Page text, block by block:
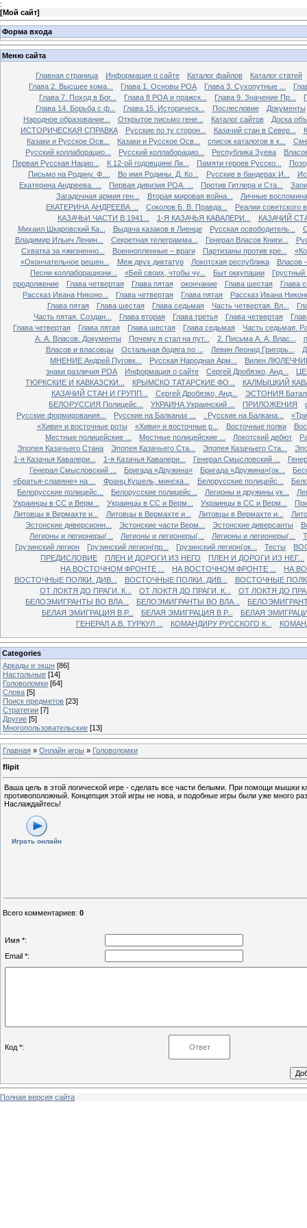
:
[Мой сайт]
Форма входа
Меню сайта
Главная страница Информация о сайте Каталог файлов
Каталог статей
Глава 2. Высшее кома...
Глава 1. Основы РОА Глава 3. Сухопутные ...
Глава 7. Поход в Бог...
Глава 8 РОА и пражск... Глава 9. Значение Пр...
Глава 14. Борьба с ф...
Глава 15. Историческ... Послесловие
Документы
Народное образование...
Открытое письмо гене... Каталог сайтов
Доска
ИСТОРИЧЕСКАЯ СПРАВКА
Русские по ту сторон... Казачий стан в Север...
Казаки и Русское Осв...
Казаки и Русское Осв... список каталогов в к...
Русский коллаборацио...
Русский коллаборацио... Республика Зуева
Первая Русская Нацио...
К 12-ой годовщине Ли... Памяти героев Русско...
Письмо на Родину. Ф....
Во имя Родины. Д. Ко... Русские в бандерах И...
Екатерина Андреева. ...
Первая дивизия РОА. ... Против Гитлера и Ста...
Загадочная армия ген...
Вторая мировая война...
Личные
ЕКАТЕРИНА АНДРЕЕВА ...
Соколов Б. В. Правда...
Реалии советского
КАЗАЧЬИ ЧАСТИ В 1941...
1-Я КАЗАЧЬЯ КАВАЛЕРИ...
КАЗАЧИЙ
Михаил Шкаровский Ка...
Выдача казаков в Лиенце Русская освободитель...
Владимир Ильич Ленин...
Секретная телеграмма... Генерал Власов Книги...
Схватка за «жизненно...
Военнопленные – враги Партизаны против кре...
«Окончательное решен...
Меж двух диктатур Локотская республика
Власов
Песни коллаборациони...
«Бей своих, чтобы чу... Быт оккупации
Грустный
продолжение
Глава четвертая Глава пятая окончание Глава шестая
Глава
Рассказ Ивана Никоно...
Глава четвертая Глава пятая
Рассказ Ивана
Глава пятая
Глава шестая Глава седьмая Часть четвертая. Вл...
Часть пятая. Создан...
Глава вторая Глава третья Глава четвертая
Глава четвертая
Глава пятая Глава шестая Глава седьмая
Часть седьмая.
А. А. Власов. Документы
Почему я стал на пут... 2. Письма А. А. Влас...
Власов и власовцы
Остальная бодяга по ... Левин Леонид Григорь...
МНЕНИЕ Андрей Пуговк...
Русская Народная Арм...
Вилен
знаки различия РОА
Информация о сайте Сергей Дробязко, Анд...
ТЮРКСКИЕ И КАВКАЗСКИ...
КРЫМСКО ТАТАРСКИЕ ФО...
КАЛМЫЦКИЙ
КАЗАЧИЙ СТАН И ГРУПП...
Сергей Дробязко, Анд...
ЭСТОНИЯ
БЕЛОРУССИЯ Полицейс...
УКРАИНА Украинский ... ПРИЛОЖЕНИЯ
Русские формирования...
Русские на Балканах ... . Русские на Балкана...
«Хиви» и восточные роты
«Хиви» и восточные р... Восточные полки
Местные полицейские ...
Местные полицейские ... Локотский дебют
Эпопея Казачьего Стана
Эпопея Казачьего Ста... Эпопея Казачьего Ста...
1-я Казачья Кавалери...
1-я Казачья Кавалери... Генерал Смысловский ...
Генерал Смысловский ...
Бригада «Дружина» Бригада «Дружина»(ок...
«Братья-славяне» на ...
Франц Кушель, минска... Белорусские полицейс...
Белорусские полицейс...
Белорусские полицейс... Легионы и дружины ук...
Украинцы в СС и Верм...
Украинцы в СС и Верм... Украинцы в СС и Верм...
Литовцы в Вермахте и...
Литовцы в Вермахте и... Литовцы в Вермахте и...
Эстонские диверсионн...
Эстонские части Верм... Эстонские диверсанты
Легионы и легионеры(...
Легионы и легионеры(... Легионы и легионеры(...
Грузинский легион
Грузинский легион(пр... Грузинский легион(ок... Тесты
ПРЕДИСЛОВИЕ
ПЛЕН И ДОРОГИ ИЗ НЕГО
ПЛЕН И ДОРОГИ ИЗ НЕГ...
НА ВОСТОЧНОМ ФРОНТЕ ...
НА ВОСТОЧНОМ ФРОНТЕ ...
НА
ВОСТОЧНЫЕ ПОЛКИ. ДИВ...
ВОСТОЧНЫЕ ПОЛКИ. ДИВ...
ВОСТОЧНЫЕ
ОТ ЛОКТЯ ДО ПРАГИ. К...
ОТ ЛОКТЯ ДО ПРАГИ. К...
ОТ ЛОКТЯ ДО
БЕЛОЭМИГРАНТЫ ВО ВЛА...
БЕЛОЭМИГРАНТЫ ВО ВЛА...
БЕЛАЯ ЭМИГРАЦИЯ В Р...
БЕЛАЯ ЭМИГРАЦИЯ В Р...
БЕЛАЯ
ГЕНЕРАЛ А.В. ТУРКУЛ ...
КОМАНДИРУ РУССКОГО К...
Categories
Аркады и экшн [86]
Настольные [14]
Головоломки [64]
Слова [5]
Поиск предметов [23]
Стратегии [7]
Другие [5]
Многопользовательские [13]
Главная » Онлайн игры » Головоломки
flipit
Ваша цель в этой логической игре - сделать все части белыми. При помощи мышки
противоположный. Концепция этой игры не нова, и подобные игры были уже много
Наслаждайтесь!
Играть онлайн
Всего комментариев: 0
Имя *:
Email *:
Код *:
Полная версия сайта